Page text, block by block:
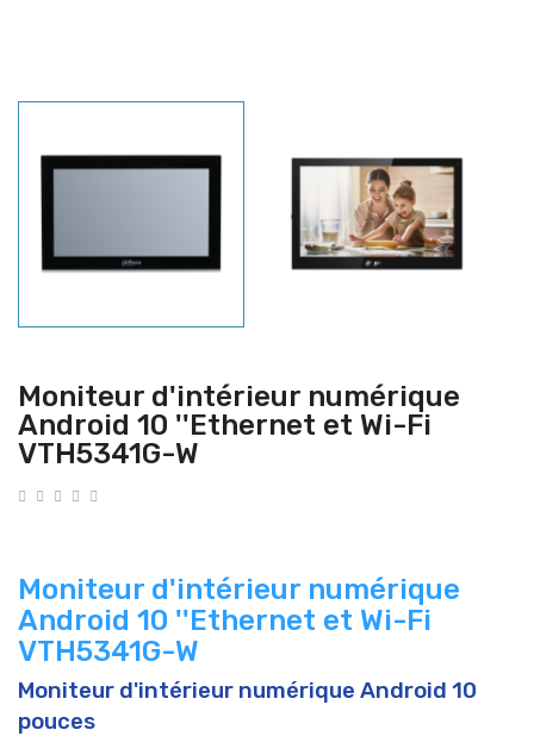
Moniteur d'intérieur numérique
Android 10 ''Ethernet et Wi-Fi
VTH5341G-W
Moniteur d'intérieur numérique
Android 10 ''Ethernet et Wi-Fi
VTH5341G-W
Moniteur d'intérieur numérique Android 10
pouces